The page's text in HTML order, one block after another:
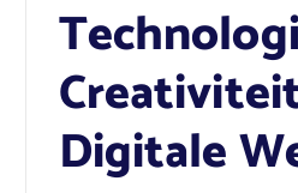
Digitale